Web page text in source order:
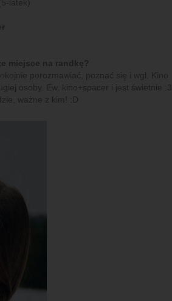
latek)
miejsce na randkę?
porozmawiać, poznać się i wgl. Kino
osoby. Ew. kino+spacer i jest świetnie :3
ważne z kim! :D